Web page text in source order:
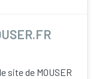
site de MOUSER